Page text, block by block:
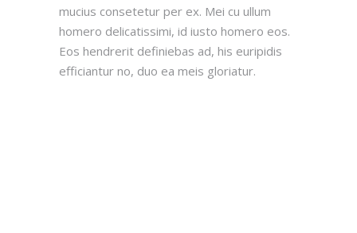
mucius consetetur per ex. Mei cu ullum
homero delicatissimi, id iusto homero eos.
Eos hendrerit definiebas ad, his euripidis
efficiantur no, duo ea meis gloriatur.